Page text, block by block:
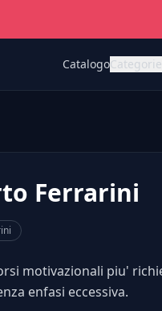
CatalogoCategorie
Ferrarini
motivazionali piu'
enfasi eccessiva.